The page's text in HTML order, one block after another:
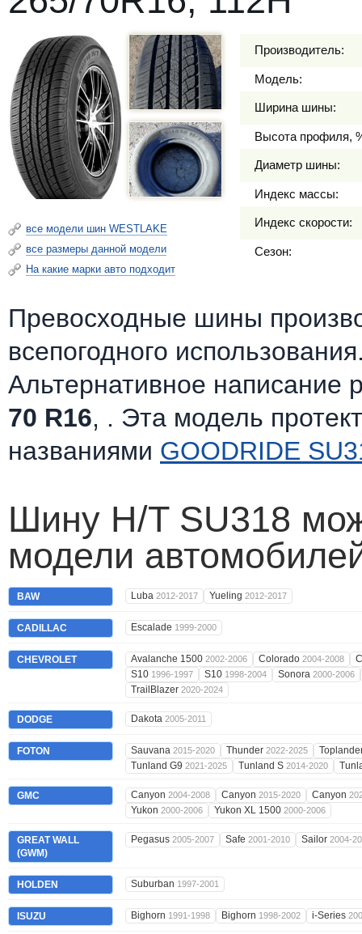
все модели шин WESTLAKE
все размеры данной модели
На какие марки авто подходит
Производитель:
Модель:
Ширина шины:
Высота профиля,
Диаметр шины:
Индекс массы:
Индекс скорости:
Сезон:
Превосходные шины
всепогодного
Альтернативное написание
70 R16, . Эта модель
названиями GOODRIDE
Шину H/T SU318
модели
BAW Luba 2012-2017 Yueling 2012-2017
CADILLAC Escalade 1999-2000
CHEVROLET Avalanche 1500 2002-2006 Colorado 2004-2008
S10 1996-1997 S10 1998-2004 Sonora 2000-2006
TrailBlazer 2020-2024
DODGE Dakota 2005-2011
FOTON Sauvana 2015-2020 Thunder 2022-2025
Tunland G9 2021-2025 Tunland S 2014-2020
GMC Canyon 2004-2008 Canyon 2015-2020 Canyon
Yukon 2000-2006 Yukon XL 1500 2000-2006
GREAT WALL
(GWM)
Pegasus 2005-2007 Safe 2001-2010 Sailor 2004-
HOLDEN Suburban 1997-2001
ISUZU Bighorn 1991-1998 Bighorn 1998-2002 i-Series